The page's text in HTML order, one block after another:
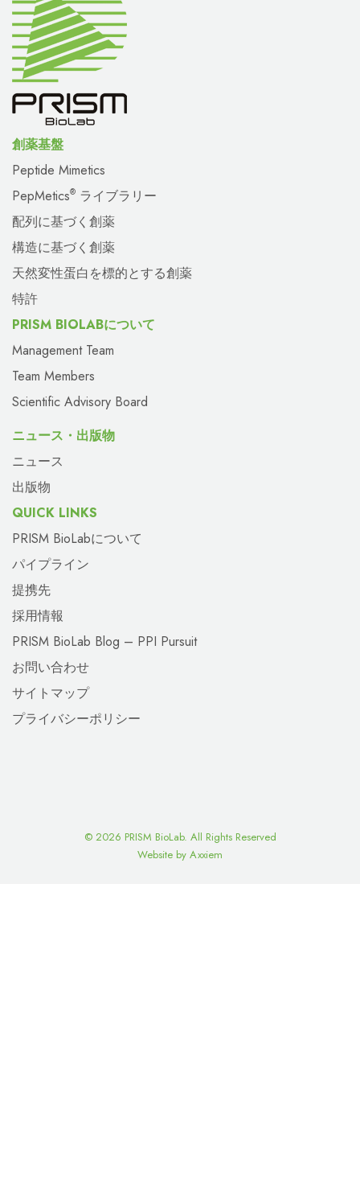
創薬基盤
Peptide Mimetics
PepMetics® ライブラリー
配列に基づく創薬
構造に基づく創薬
天然変性蛋白を標的とする創薬
特許
PRISM BIOLABについて
Management Team
Team Members
Scientific Advisory Board
ニュース・出版物
ニュース
出版物
QUICK LINKS
PRISM BioLabについて
パイプライン
提携先
採用情報
PRISM BioLab Blog – PPI Pursuit
お問い合わせ
サイトマップ
プライバシーポリシー
© 2026 PRISM BioLab. All Rights Reserved
Website by Axxiem